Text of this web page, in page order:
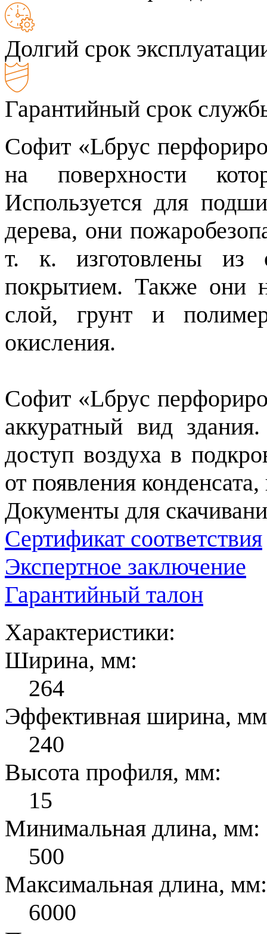
Долгий срок
Гарантийный срок
Софит «Lбрус
на поверхности
Используется для
дерева, они
т. к. изготовлены из
покрытием. Также они
слой, грунт и
окисления.
Софит «Lбрус
аккуратный вид
доступ воздуха в
от появления
Документы для
Сертификат соответствия
Экспертное заключение
Гарантийный талон
Характеристики:
Ширина, мм:
264
Эффективная ширина,
240
Высота профиля, мм:
15
Минимальная длина, мм:
500
Максимальная длина, мм:
6000